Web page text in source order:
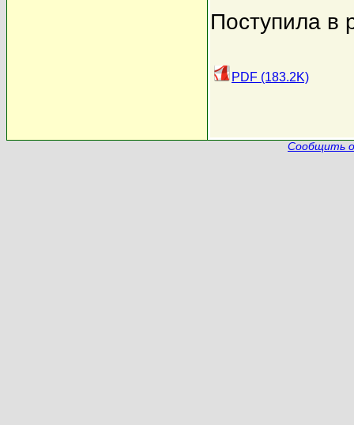
Поступила в
PDF (183.2K)
Сообщить о